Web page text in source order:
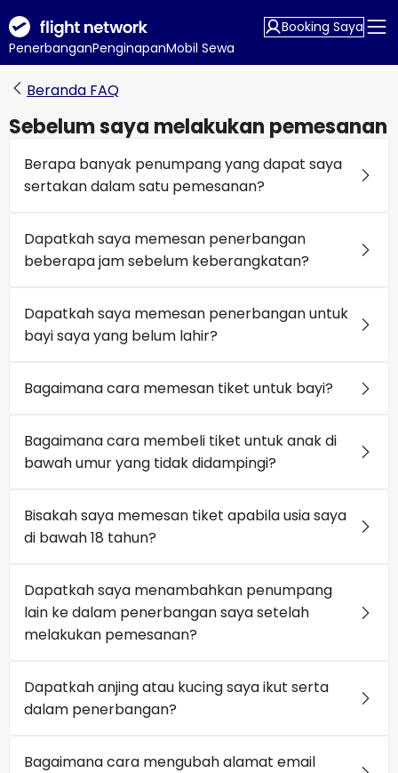
PenerbanganPenginapanMobil Sewa
Booking Saya
Beranda FAQ
Sebelum saya melakukan pemesanan
Berapa banyak penumpang yang dapat saya
sertakan dalam satu pemesanan?
Dapatkah saya memesan penerbangan
beberapa jam sebelum keberangkatan?
Dapatkah saya memesan penerbangan untuk
bayi saya yang belum lahir?
Bagaimana cara memesan tiket untuk bayi?
Bagaimana cara membeli tiket untuk anak di
bawah umur yang tidak didampingi?
Bisakah saya memesan tiket apabila usia saya
di bawah 18 tahun?
Dapatkah saya menambahkan penumpang
lain ke dalam penerbangan saya setelah
melakukan pemesanan?
Dapatkah anjing atau kucing saya ikut serta
dalam penerbangan?
Bagaimana cara mengubah alamat email